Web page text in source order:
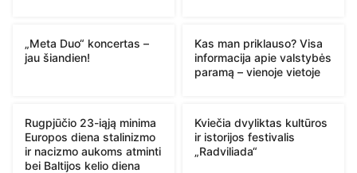
„Meta Duo“ koncertas –
jau šiandien!
Kas man priklauso? Visa
informacija apie valstybės
paramą – vienoje vietoje
Rugpjūčio 23-iąją minima
Europos diena stalinizmo
ir nacizmo aukoms atminti
bei Baltijos kelio diena
Kviečia dvyliktas kultūros
ir istorijos festivalis
„Radviliada“